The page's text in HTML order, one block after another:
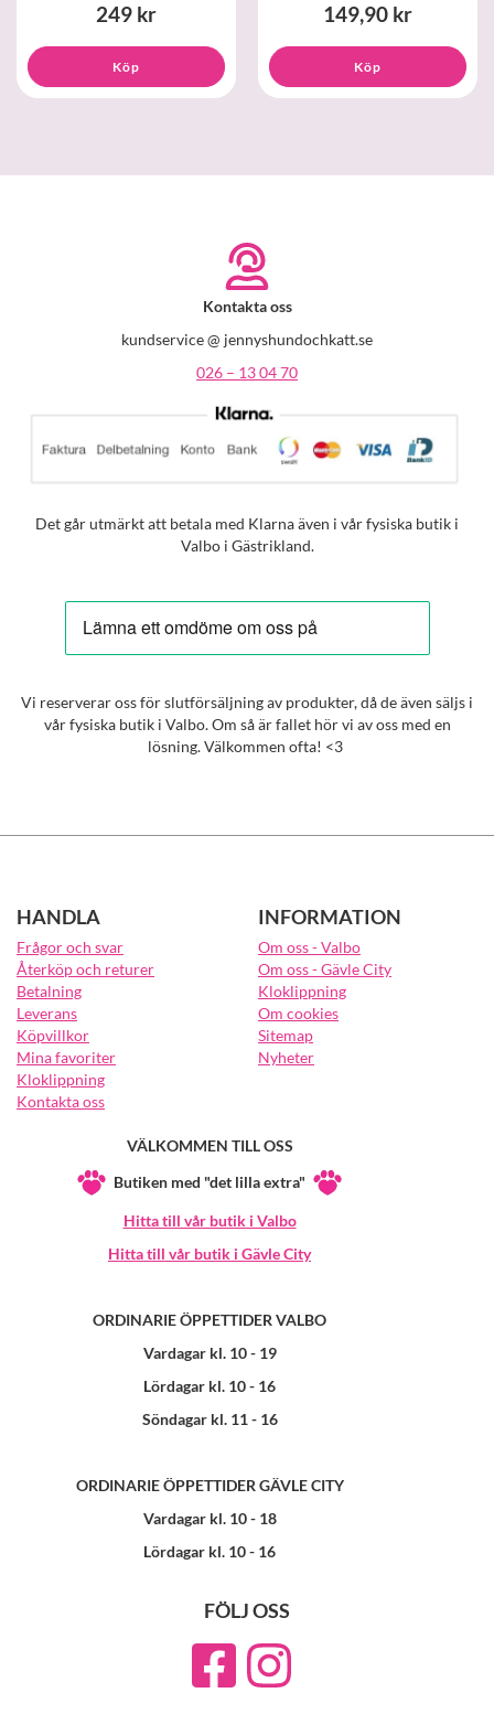
249 kr
Köp
149,90 kr
Köp
Kontakta oss
kundservice @ jennyshundochkatt.se
026 – 13 04 70
Det går utmärkt att betala med Klarna även i vår fysiska butik i
Valbo i Gästrikland.
Vi reserverar oss för slutförsäljning av produkter, då de även säljs i
vår fysiska butik i Valbo. Om så är fallet hör vi av oss med en
lösning. Välkommen ofta! <3
HANDLA
Frågor och svar
Återköp och returer
Betalning
Leverans
Köpvillkor
Mina favoriter
Kloklippning
Kontakta oss
INFORMATION
Om oss - Valbo
Om oss - Gävle City
Kloklippning
Om cookies
Sitemap
Nyheter
VÄLKOMMEN TILL OSS
Butiken med "det lilla extra"
Hitta till vår butik i Valbo
Hitta till vår butik i Gävle City
ORDINARIE ÖPPETTIDER VALBO
Vardagar kl. 10 - 19
Lördagar kl. 10 - 16
Söndagar kl. 11 - 16
ORDINARIE ÖPPETTIDER GÄVLE CITY
Vardagar kl. 10 - 18
Lördagar kl. 10 - 16
FÖLJ OSS